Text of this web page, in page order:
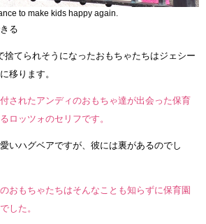
to make kids happy again.
る
捨てられそうになったおもちゃたちはジェシー
移ります。
されたアンディのおもちゃ達が出会った保育
ロッツォのセリフです。
いハグベアですが、彼には裏があるのでし
おもちゃたちはそんなことも知らずに保育園
した。